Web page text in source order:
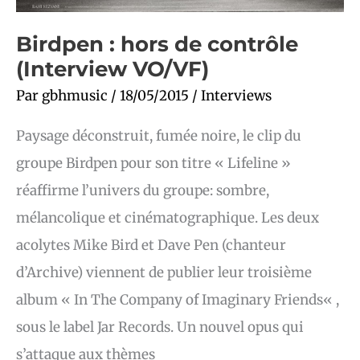
Birdpen : hors de contrôle
(Interview VO/VF)
Par gbhmusic / 18/05/2015 / Interviews
Paysage déconstruit, fumée noire, le clip du
groupe Birdpen pour son titre « Lifeline »
réaffirme l’univers du groupe: sombre,
mélancolique et cinématographique. Les deux
acolytes Mike Bird et Dave Pen (chanteur
d’Archive) viennent de publier leur troisième
album « In The Company of Imaginary Friends« ,
sous le label Jar Records. Un nouvel opus qui
s’attaque aux thèmes